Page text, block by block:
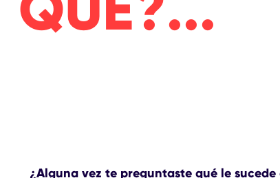
¿Alguna vez te preguntaste qué le